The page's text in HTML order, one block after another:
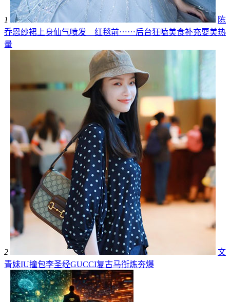
1
陈
乔恩纱裙上身仙气喷发 红毯前⋯⋯后台狂嗑美食补充耍美热
量
2
文
青妹IU撞包李圣经GUCCI复古马衔炼夯爆